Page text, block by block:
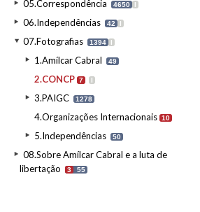
05.Correspondência 4650 I
06.Independências 42 I
07.Fotografias 1394 I
1.Amílcar Cabral 49
2.CONCP 7 I
3.PAIGC 1278
4.Organizações Internacionais 10
5.Independências 50
08.Sobre Amílcar Cabral e a luta de
libertação
3 55